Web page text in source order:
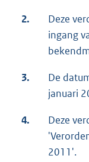
2.
Deze
ingang
3.
De
januari
4.
Deze
2011'.